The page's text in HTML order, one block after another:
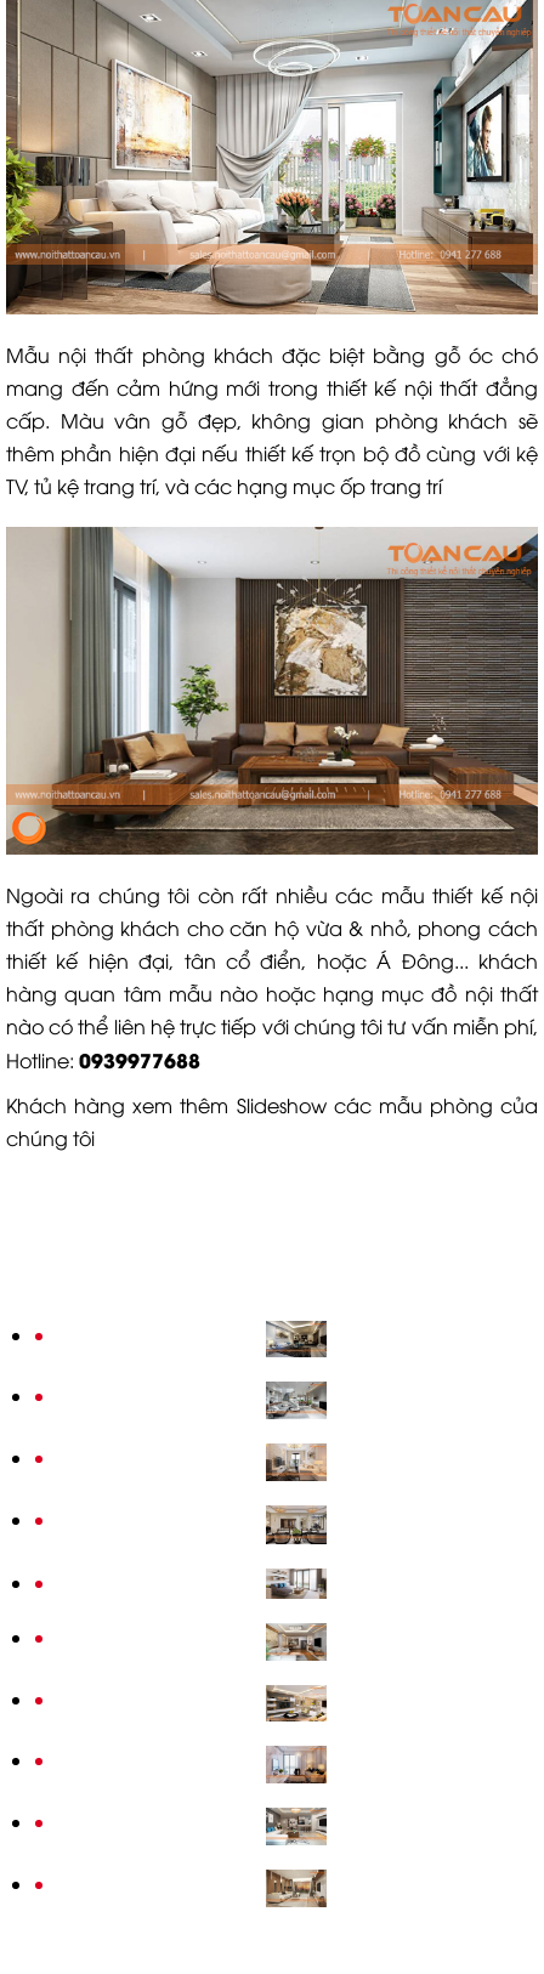
Mẫu nội thất phòng khách đặc biệt bằng gỗ óc chó
mang đến cảm hứng mới trong thiết kế nội thất đẳng
cấp. Màu vân gỗ đẹp, không gian phòng khách sẽ
thêm phần hiện đại nếu thiết kế trọn bộ đồ cùng với kệ
TV, tủ kệ trang trí, và các hạng mục ốp trang trí
Ngoài ra chúng tôi còn rất nhiều các mẫu thiết kế nội
thất phòng khách cho căn hộ vừa & nhỏ, phong cách
thiết kế hiện đại, tân cổ điển, hoặc Á Đông... khách
hàng quan tâm mẫu nào hoặc hạng mục đồ nội thất
nào có thể liên hệ trực tiếp với chúng tôi tư vấn miễn phí,
Hotline: 0939977688
Khách hàng xem thêm Slideshow các mẫu phòng của
chúng tôi